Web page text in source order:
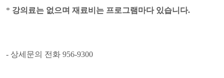
* 강의료는 없으며 재료비는 프로그램마다 있습니다.
- 상세문의 전화 956-9300